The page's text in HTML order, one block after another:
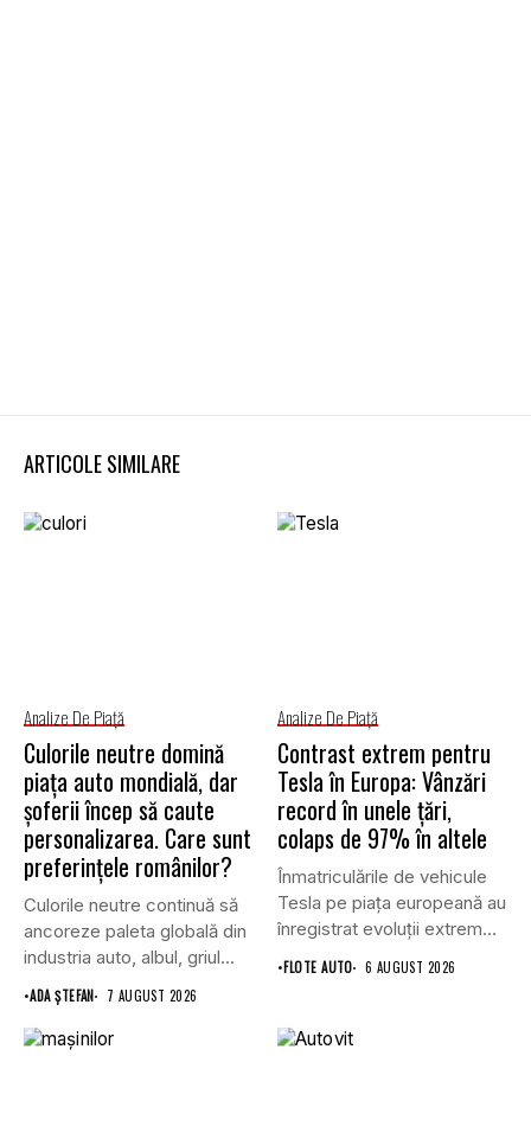
ARTICOLE SIMILARE
Analize De Piață
Culorile neutre domină
piața auto mondială, dar
șoferii încep să caute
personalizarea. Care sunt
preferințele românilor?
Culorile neutre continuă să
ancoreze paleta globală din
industria auto, albul, griul...
•ADA ȘTEFAN 7 AUGUST 2026
Analize De Piață
Contrast extrem pentru
Tesla în Europa: Vânzări
record în unele țări,
colaps de 97% în altele
Înmatriculările de vehicule
Tesla pe piața europeană au
înregistrat evoluții extrem
de...
•FLOTE AUTO 6 AUGUST 2026